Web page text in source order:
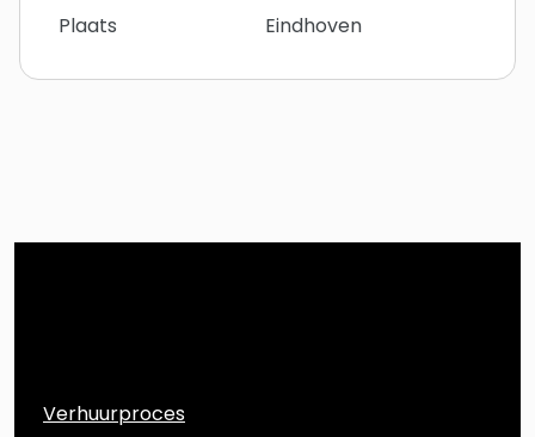
Plaats Eindhoven
Verhuurproces